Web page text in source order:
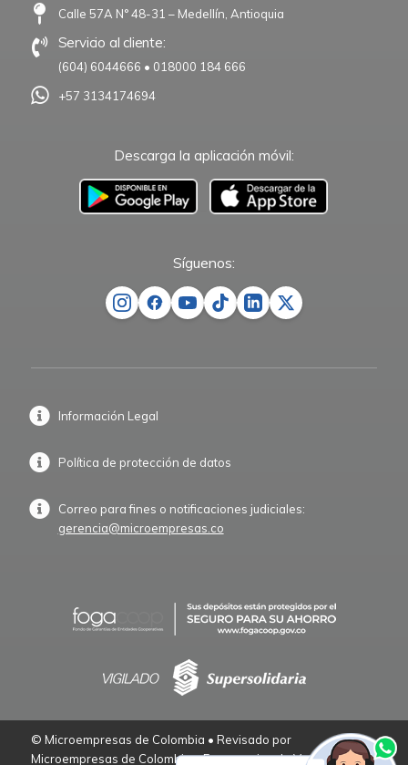
Calle 57A N° 48-31 – Medellín, Antioquia
Servicio al cliente:
(604) 6044666 • 018000 184 666
+57 3134174694
Descarga la aplicación móvil:
–
Síguenos:
Información Legal
Política de protección de datos
Correo para fines o notificaciones judiciales:
gerencia@microempresas.co
© Microempresas de Colombia • Revisado por
Microempresas de Colombia – Empresarios de Verdad.